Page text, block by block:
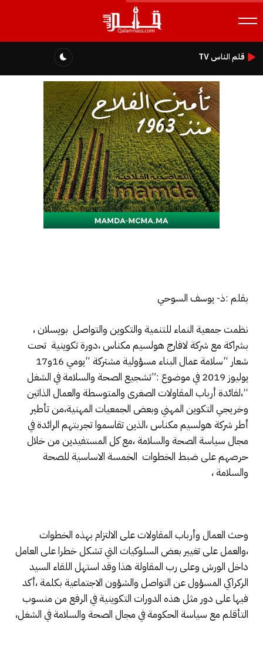
قلم الناس TV
بقلم :ذ- يوسف السوحي
نظمت جمعية النماء للتنمية والتكوين والتواصل بويسلان ،
بشراكة مع شركة لافارج هولسيم مكناس ،دورة تكوينية تحت
شعار “سلامة عمال البناء مسؤولية مشتركة “يومي 16و17
يوليوز 2019 في موضوع :”تشجيع الصحة والسلامة في الشغل
“،لفائدة أرباب المقاولات الصغرى والمتوسطة والعمال الذاتين
وخريجي التكوين المهني وبعض الجمعيات المهنية،من تأطير
أطر شركة هولسيم مكناس ،الذين تقاسموا تجربتهم الرائدة في
مجال سياسة الصحة والسلامة ،مع كل المستفيدين من خلال
حرصهم على ضبط الخطوات الخمسة الاساسية للصحة
والسلامة ،
وحث العمال وأرباب المقاولات على الالتزام بهذه الخطوات
،والعمل على تغيير بعض السلوكيات التي تشكل خطرا على العامل
داخل الورش وعلى رب المقاولة هذا وقد استهل اللقاء السيد
الركراكي المسؤول عن التواصل والشؤون الاجتماعية بكلمة ،أكد
فيها على دور مثل هذه الدورات التكوينية في الرفع من منسوب
التأقلم مع سياسة الحكومة في مجال الصحة والسلامة في الشغل،